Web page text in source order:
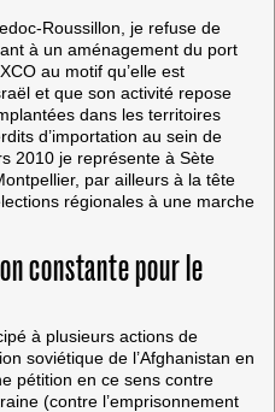
Roussillon, je refuse de
à un aménagement du port
au motif qu’elle est
et que son activité repose
dans les territoires
d’importation au sein de
2010 je représente à Sète
par ailleurs à la tête
régionales à une marche
constante pour le
à plusieurs actions de
soviétique de l’Afghanistan en
pétition en ce sens contre
(contre l’emprisonnement